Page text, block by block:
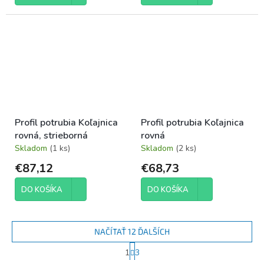
Profil potrubia Koľajnica
rovná, strieborná
Skladom (1 ks)
€87,12
DO KOŠÍKA
Profil potrubia Koľajnica
rovná
Skladom (2 ks)
€68,73
DO KOŠÍKA
NAČÍTAŤ 12 ĎALŠÍCH
S
t
1 3